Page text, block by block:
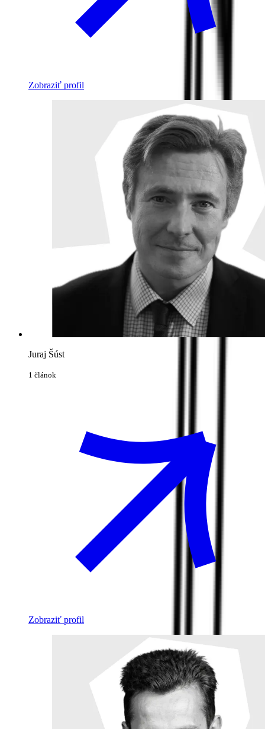
Zobraziť profil
Juraj Šúst
1 článok
Zobraziť profil